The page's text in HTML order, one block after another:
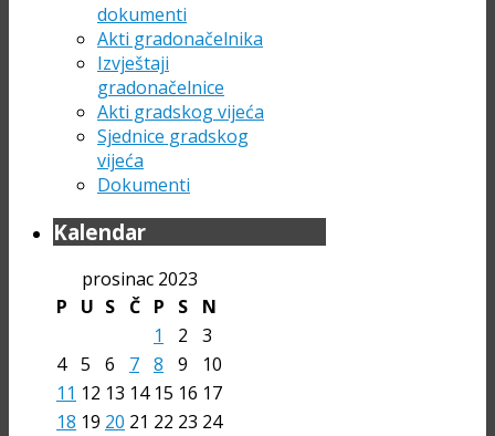
dokumenti
Akti gradonačelnika
Izvještaji
gradonačelnice
Akti gradskog vijeća
Sjednice gradskog
vijeća
Dokumenti
Kalendar
prosinac 2023
P
U S Č P S
N
1
2
3
4 5 6 7 8 9
10
11 12 13 14 15 16 17
18 19 20 21 22 23 24